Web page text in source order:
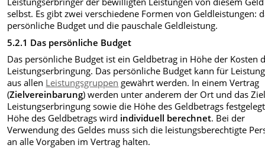
selbst. Es gibt zwei verschiedene Formen von Geldleistungen:
persönliche Budget und die pauschale Geldleistung.
5.2.1 Das persönliche Budget
Das persönliche Budget ist ein Geldbetrag in Höhe der Kosten
Leistungserbringung. Das persönliche Budget kann für
aus allen Leistungsgruppen gewährt werden. In einem Vertrag
(Zielvereinbarung) werden unter anderem der Ort und das
Leistungserbringung sowie die Höhe des Geldbetrags
Höhe des Geldbetrags wird individuell berechnet. Bei der
Verwendung des Geldes muss sich die leistungsberechtigte
an alle Vorgaben im Vertrag halten.